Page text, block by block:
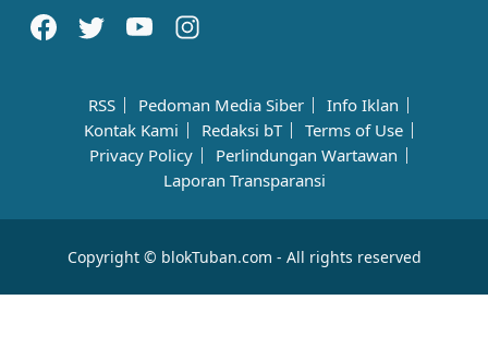
RSS Pedoman Media Siber
Info Iklan
Kontak Kami
Redaksi bT
Terms of Use
Privacy Policy
Perlindungan Wartawan
Laporan Transparansi
Copyright © blokTuban.com - All rights reserved